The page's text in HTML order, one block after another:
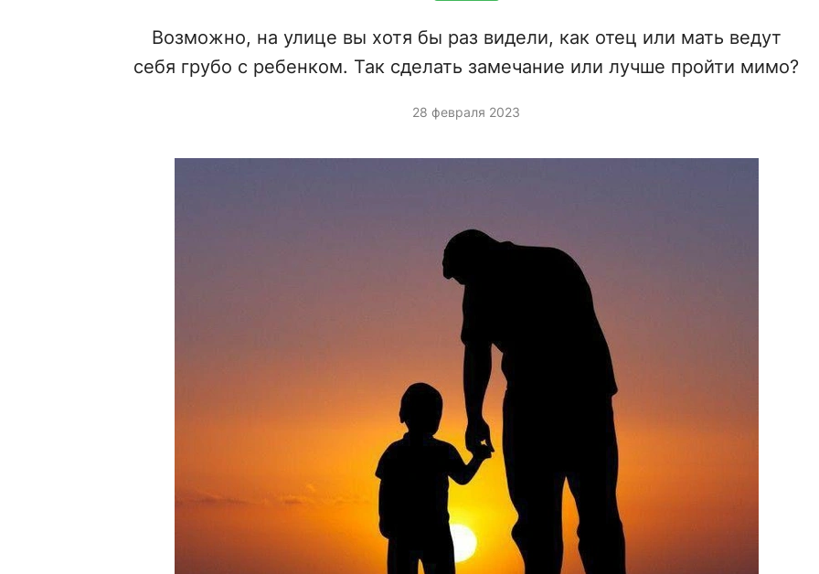
Возможно, на улице вы хотя бы раз видели, как отец или мать ведут
себя грубо с ребенком. Так сделать замечание или лучше пройти мимо?
28 февраля 2023